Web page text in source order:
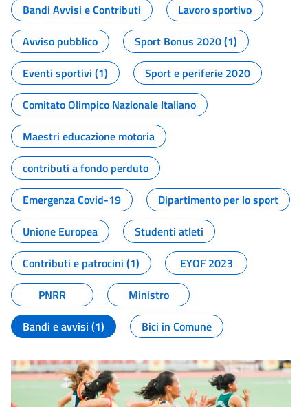
Bandi Avvisi e Contributi
Lavoro sportivo
Avviso pubblico
Sport Bonus 2020 (1)
Eventi sportivi (1)
Sport e periferie 2020
Comitato Olimpico Nazionale Italiano
Maestri educazione motoria
contributi a fondo perduto
Emergenza Covid-19
Dipartimento per lo sport
Unione Europea
Studenti atleti
Contributi e patrocini (1)
EYOF 2023
PNRR
Ministro
Bandi e avvisi (1)
Bici in Comune